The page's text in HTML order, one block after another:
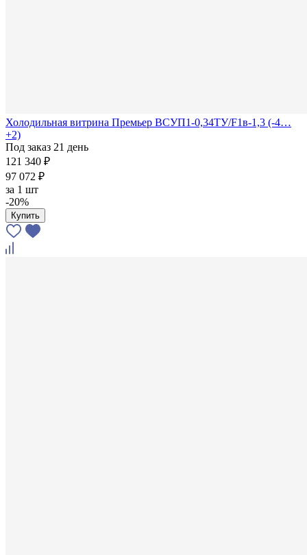
Холодильная витрина Премьер ВСУП1-0,34ТУ/F1в-1,3 (-4…
+2)
Под заказ 21 день
121 340 ₽
97 072 ₽
за 1 шт
-20%
Купить